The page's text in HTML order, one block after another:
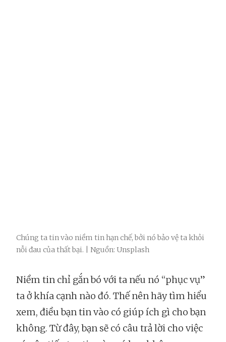
Chúng ta tin vào niềm tin hạn chế, bởi nó bảo vệ ta khỏi
nỗi đau của thất bại. | Nguồn: Unsplash
Niềm tin chỉ gắn bó với ta nếu nó “phục vụ”
ta ở khía cạnh nào đó. Thế nên hãy tìm hiểu
xem, điều bạn tin vào có giúp ích gì cho bạn
không. Từ đây, bạn sẽ có câu trả lời cho việc